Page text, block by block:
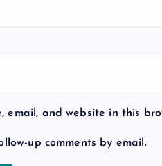
email, and website in this
up comments by email.